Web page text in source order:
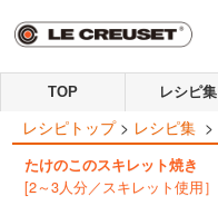
TOP レシピ集
レシピトップ > レシピ集 >
たけのこのスキレット焼き
[2～3人分／スキレット使用］